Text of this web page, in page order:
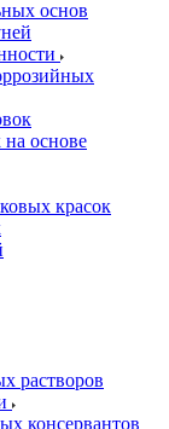
основ
на основе
красок
растворов
консервантов